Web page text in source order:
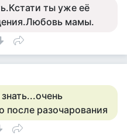
ты уже её
мамы.
после разочарования